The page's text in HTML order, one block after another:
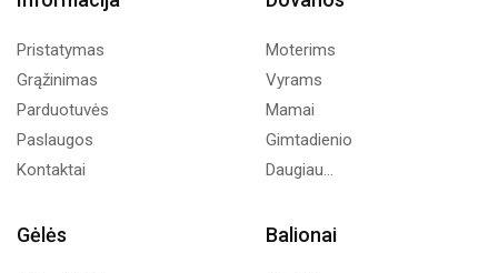
Pristatymas
Grąžinimas
Parduotuvės
Paslaugos
Kontaktai
Moterims
Vyrams
Mamai
Gimtadienio
Daugiau...
Gėlės Balionai